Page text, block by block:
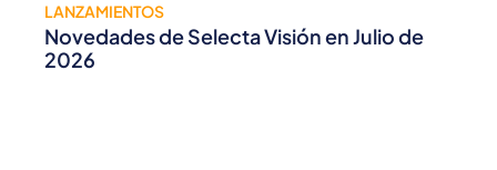
LANZAMIENTOS
Novedades de Selecta Visión en Julio de
2026